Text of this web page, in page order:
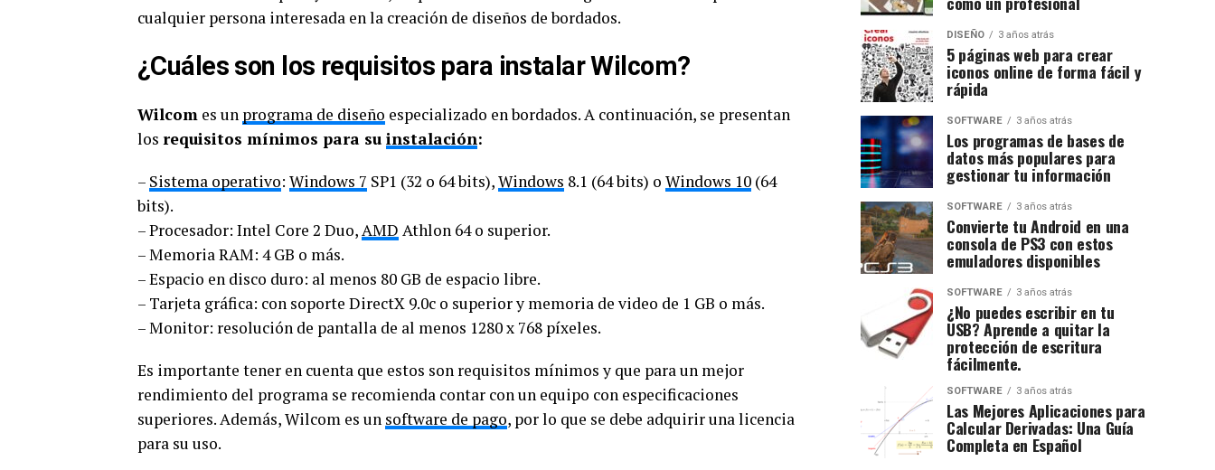
cualquier persona interesada en la creación de diseños de bordados.
¿Cuáles son los requisitos para instalar Wilcom?
Wilcom es un programa de diseño especializado en bordados. A continuación, se presentan
los requisitos mínimos para su instalación:
– Sistema operativo: Windows 7 SP1 (32 o 64 bits),Windows 8.1 (64 bits) o Windows 10 (64
bits).
– Procesador: Intel Core 2 Duo,AMD Athlon 64 o superior.
– Memoria RAM: 4 GB o más.
– Espacio en disco duro: al menos 80 GB de espacio libre.
– Tarjeta gráfica: con soporte DirectX 9.0c o superior y memoria de video de 1 GB o más.
– Monitor: resolución de pantalla de al menos 1280 x 768 píxeles.
Es importante tener en cuenta que estos son requisitos mínimos y que para un mejor
rendimiento del programa se recomienda contar con un equipo con especificaciones
superiores. Además, Wilcom es un software de pago, por lo que se debe adquirir una licencia
para su uso.
DISEÑO 3 años atrás
5 páginas web para crear
iconos online de forma fácil y
rápida
SOFTWARE 3 años atrás
Los programas de bases de
datos más populares para
gestionar tu información
SOFTWARE 3 años atrás
Convierte tu Android en una
consola de PS3 con estos
emuladores disponibles
SOFTWARE 3 años atrás
¿No puedes escribir en tu
USB? Aprende a quitar la
protección de escritura
fácilmente.
SOFTWARE 3 años atrás
Las Mejores Aplicaciones para
Calcular Derivadas: Una Guía
Completa en Español